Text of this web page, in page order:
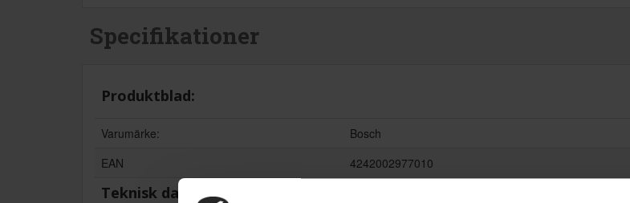
Specifikationer
Produktblad:
Varumärke:
Bosch
EAN
4242002977010
Teknisk data